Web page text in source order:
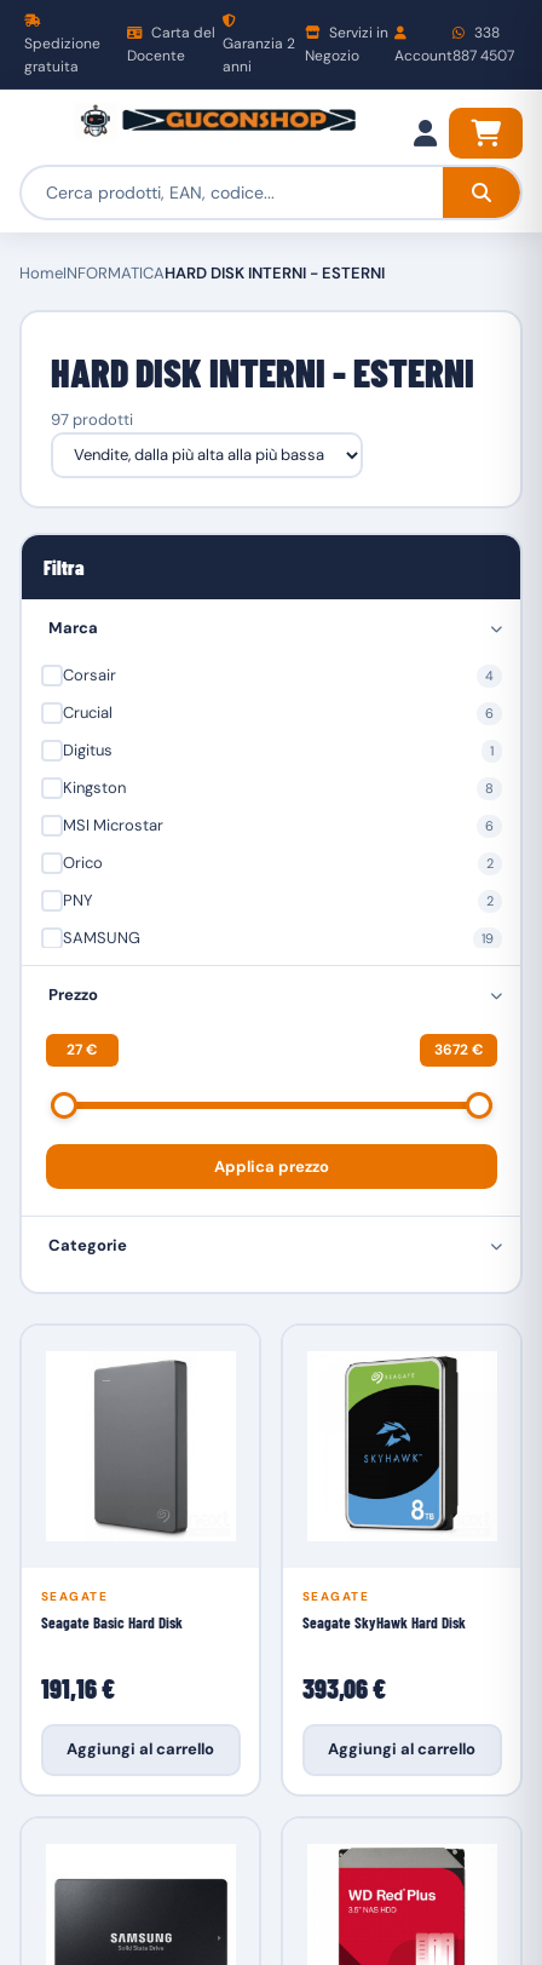
Spedizione
gratuita
Carta del
Docente
Garanzia 2
anni
Servizi in
Negozio
Account
338
887 4507
HomeINFORMATICAHARD DISK INTERNI - ESTERNI
HARD DISK INTERNI - ESTERNI
97 prodotti
Filtra
Marca
Corsair 4
Crucial 6
Digitus 1
Kingston 8
MSI Microstar 6
Orico 2
PNY 2
SAMSUNG 19
Supermicro
Toshiba
Western Digital
Prezzo
27 € 3672 €
Applica prezzo
Categorie
SEAGATE
Seagate Basic Hard Disk
191,16 €
Aggiungi al carrello
SEAGATE
Seagate SkyHawk Hard Disk
393,06 €
Aggiungi al carrello